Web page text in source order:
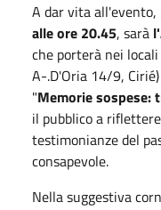
A dar vita
alle ore 20.45, sarà
che porterà nei locali
A-.D'Oria 14/9,
"Memorie sospese:
il pubblico a
testimonianze del
consapevole.
Nella suggestiva